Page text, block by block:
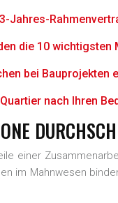
Jahres-
die 10
bei Bauprojekten
nach Ihren
einer
im Mahnwesen